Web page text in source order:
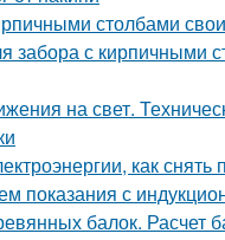
столбами
забора с кирпичными
на свет.
как снять
показания с
балок. Расчет